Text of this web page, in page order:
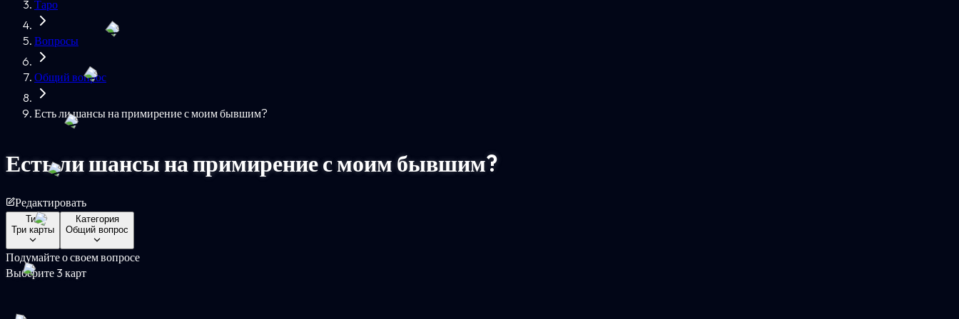
Таро
Вопросы
Общий вопрос
Есть ли шансы на примирение с моим бывшим?
Есть ли шансы на примирение с моим бывшим?
Редактировать
Тип
Три карты
Категория
Общий вопрос
Подумайте о своем вопросе
Выберите 3 карт